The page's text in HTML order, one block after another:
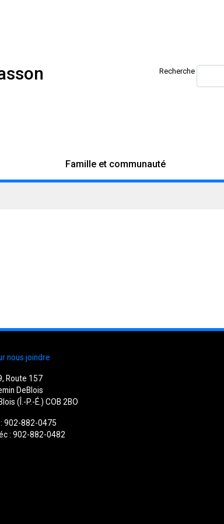
Recherche
Famille et communauté
nous joindre
Route 157
DeBlois
(Î.-P.-É.) COB 2BO
: 902-882-0475
: 902-882-0482